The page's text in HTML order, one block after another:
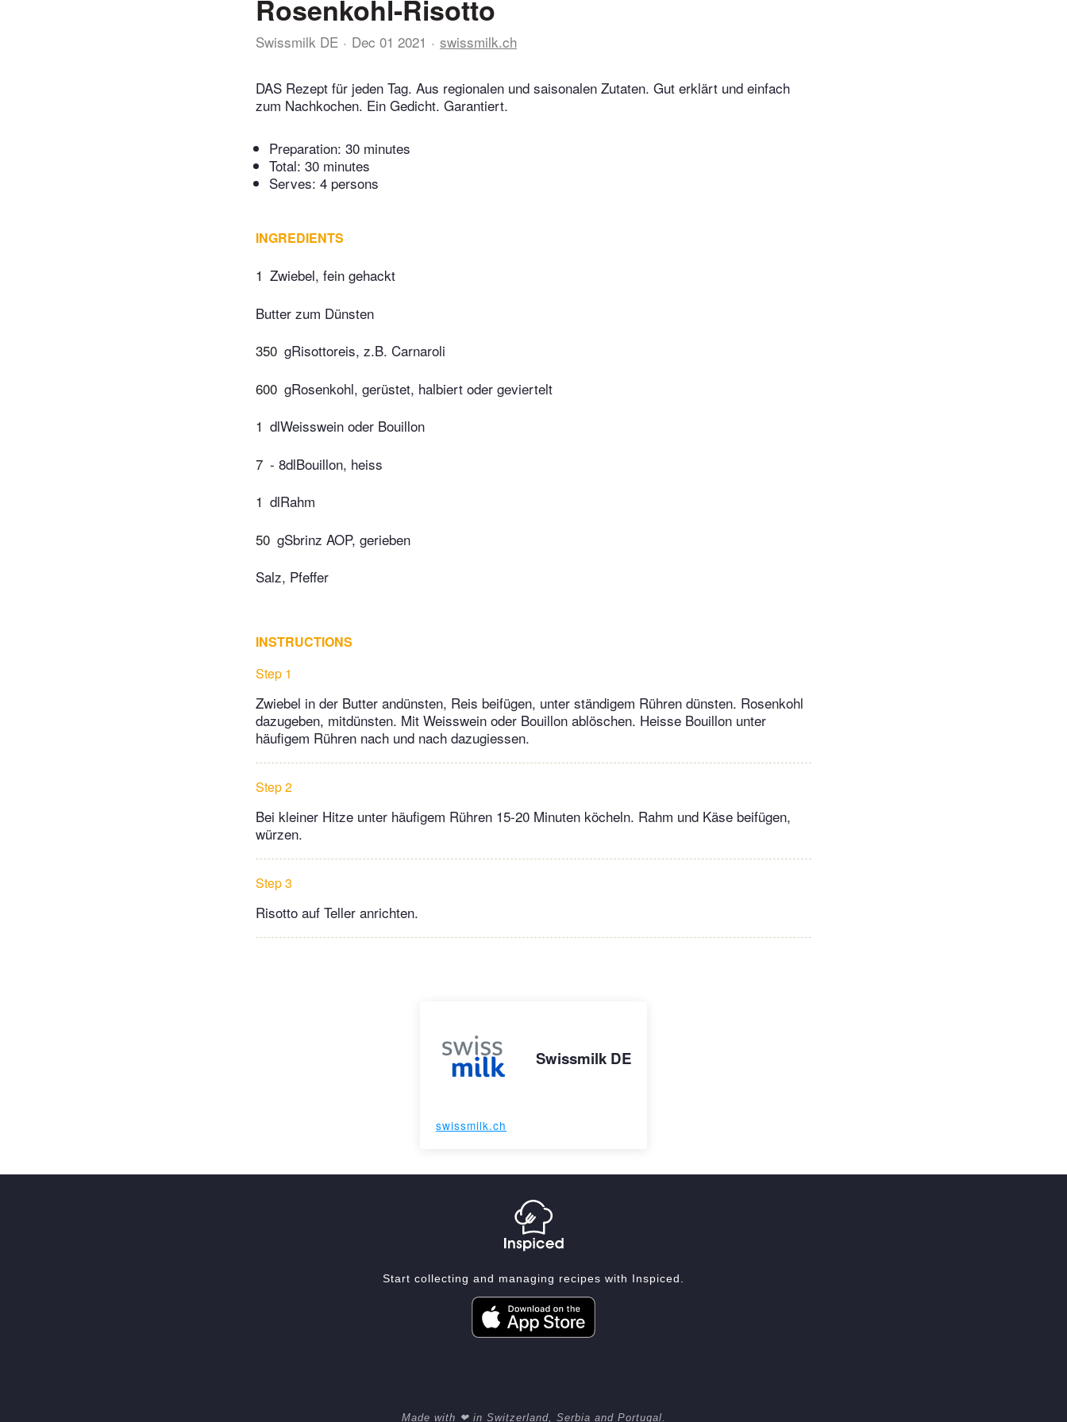
Rosenkohl-Risotto
Swissmilk DE Dec 01 2021 swissmilk.ch
DAS Rezept für jeden Tag. Aus regionalen und saisonalen Zutaten. Gut erklärt und einfach
zum Nachkochen. Ein Gedicht. Garantiert.
Preparation: 30 minutes
Total: 30 minutes
Serves: 4 persons
INGREDIENTS
1 Zwiebel, fein gehackt
Butter zum Dünsten
350 gRisottoreis, z.B. Carnaroli
600 gRosenkohl, gerüstet, halbiert oder geviertelt
1 dlWeisswein oder Bouillon
7 - 8dlBouillon, heiss
1 dlRahm
50 gSbrinz AOP, gerieben
Salz, Pfeffer
INSTRUCTIONS
Step 1
Zwiebel in der Butter andünsten, Reis beifügen, unter ständigem Rühren dünsten. Rosenkohl
dazugeben, mitdünsten. Mit Weisswein oder Bouillon ablöschen. Heisse Bouillon unter
häufigem Rühren nach und nach dazugiessen.
Step 2
Bei kleiner Hitze unter häufigem Rühren 15-20 Minuten köcheln. Rahm und Käse beifügen,
würzen.
Step 3
Risotto auf Teller anrichten.
Swissmilk DE
swissmilk.ch
Start collecting and managing recipes with Inspiced.
Made with ❤ in Switzerland, Serbia and Portugal.